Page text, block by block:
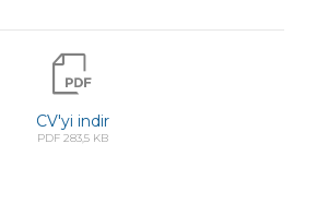
CV'yi indir
PDF 283,5 KB